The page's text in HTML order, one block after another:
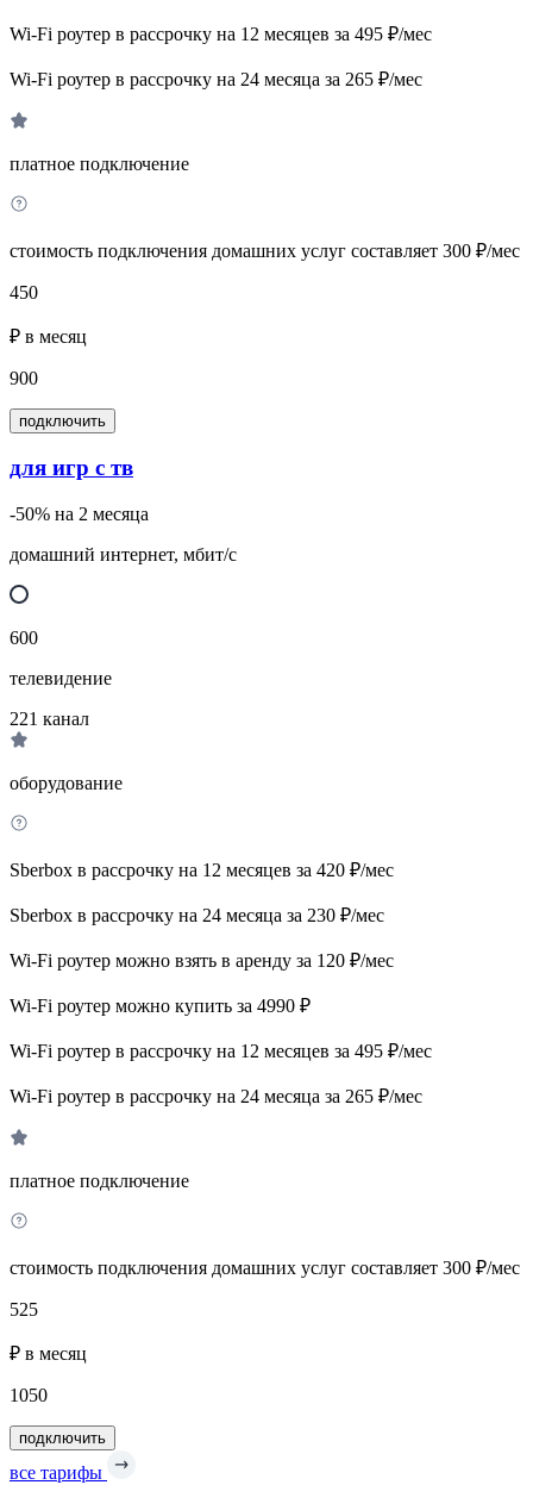
Wi-Fi роутер в рассрочку на 12 месяцев за 495 ₽/мес
Wi-Fi роутер в рассрочку на 24 месяца за 265 ₽/мес
платное подключение
стоимость подключения домашних услуг составляет 300 ₽/мес
450
₽ в месяц
900
подключить
для игр с тв
-50% на 2 месяца
домашний интернет, мбит/с
600
телевидение
221 канал
оборудование
Sberbox в рассрочку на 12 месяцев за 420 ₽/мес
Sberbox в рассрочку на 24 месяца за 230 ₽/мес
Wi-Fi роутер можно взять в аренду за 120 ₽/мес
Wi-Fi роутер можно купить за 4990 ₽
Wi-Fi роутер в рассрочку на 12 месяцев за 495 ₽/мес
Wi-Fi роутер в рассрочку на 24 месяца за 265 ₽/мес
платное подключение
стоимость подключения домашних услуг составляет 300 ₽/мес
525
₽ в месяц
1050
подключить
все тарифы